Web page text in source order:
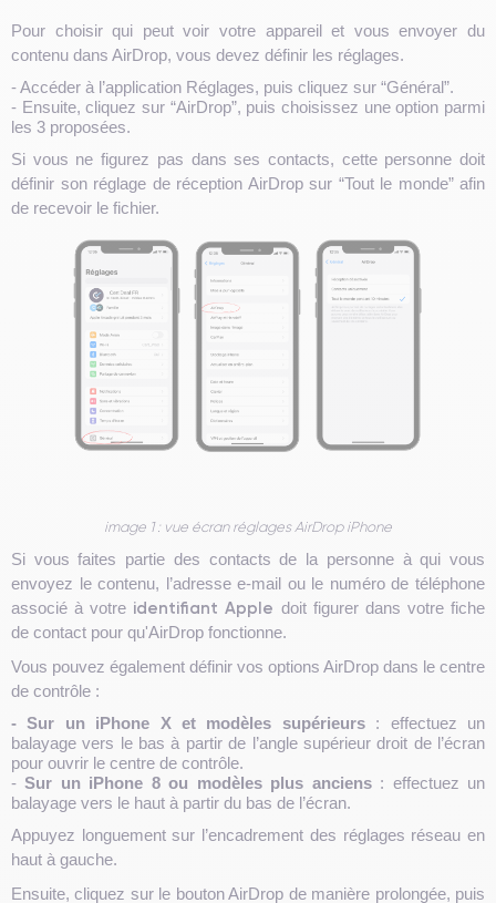
Pour choisir qui peut voir votre appareil et vous envoyer du
contenu dans AirDrop, vous devez définir les réglages.
- Accéder à l’application Réglages, puis cliquez sur “Général”.
- Ensuite, cliquez sur “AirDrop”, puis choisissez une option parmi
les 3 proposées.
Si vous ne figurez pas dans ses contacts, cette personne doit
définir son réglage de réception AirDrop sur “Tout le monde” afin
de recevoir le fichier.
image 1 : vue écran réglages AirDrop iPhone
Si vous faites partie des contacts de la personne à qui vous
envoyez le contenu, l’adresse e-mail ou le numéro de téléphone
associé à votre identifiant Apple doit figurer dans votre fiche
de contact pour qu'AirDrop fonctionne.
Vous pouvez également définir vos options AirDrop dans le centre
de contrôle :
- Sur un iPhone X et modèles supérieurs: effectuez un
balayage vers le bas à partir de l’angle supérieur droit de l’écran
pour ouvrir le centre de contrôle.
-Sur un iPhone 8 ou modèles plus anciens: effectuez un
balayage vers le haut à partir du bas de l’écran.
Appuyez longuement sur l’encadrement des réglages réseau en
haut à gauche.
Ensuite, cliquez sur le bouton AirDrop de manière prolongée, puis